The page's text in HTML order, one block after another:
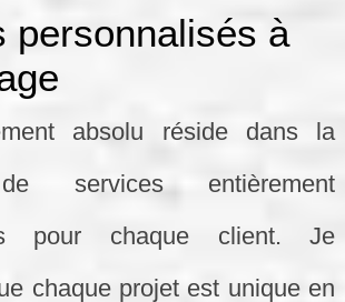
personnalisés à
absolu réside dans la
services entièrement
pour chaque client. Je
chaque projet est unique en